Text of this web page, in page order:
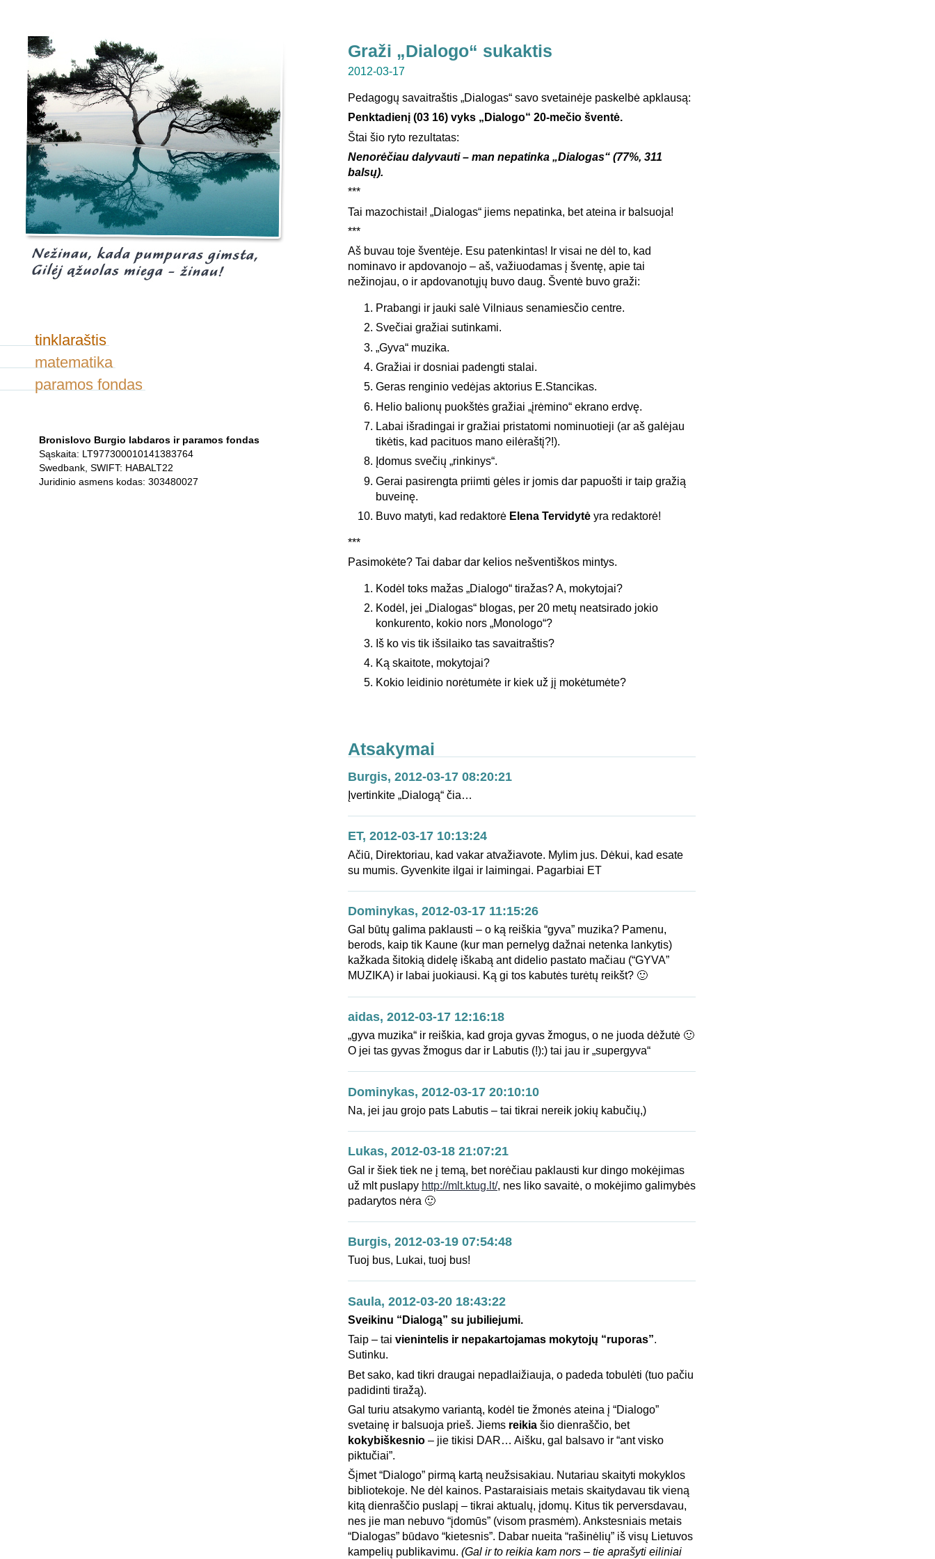
tinklaraštis
matematika
paramos fondas
Bronislovo Burgio labdaros ir paramos fondas
Sąskaita: LT977300010141383764
Swedbank, SWIFT: HABALT22
Juridinio asmens kodas: 303480027
Graži „Dialogo“ sukaktis
2012-03-17
Pedagogų savaitraštis „Dialogas“ savo svetainėje paskelbė apklausą:
Penktadienį (03 16) vyks „Dialogo“ 20-mečio šventė.
Štai šio ryto rezultatas:
Nenorėčiau dalyvauti – man nepatinka „Dialogas“ (77%, 311
balsų).
***
Tai mazochistai! „Dialogas“ jiems nepatinka, bet ateina ir balsuoja!
***
Aš buvau toje šventėje. Esu patenkintas! Ir visai ne dėl to, kad
nominavo ir apdovanojo – aš, važiuodamas į šventę, apie tai
nežinojau, o ir apdovanotųjų buvo daug. Šventė buvo graži:
Prabangi ir jauki salė Vilniaus senamiesčio centre.
Svečiai gražiai sutinkami.
„Gyva“ muzika.
Gražiai ir dosniai padengti stalai.
Geras renginio vedėjas aktorius E.Stancikas.
Helio balionų puokštės gražiai „įrėmino“ ekrano erdvę.
Labai išradingai ir gražiai pristatomi nominuotieji (ar aš galėjau
tikėtis, kad pacituos mano eilėraštį?!).
Įdomus svečių „rinkinys“.
Gerai pasirengta priimti gėles ir jomis dar papuošti ir taip gražią
buveinę.
Buvo matyti, kad redaktorė Elena Tervidytė yra redaktorė!
***
Pasimokėte? Tai dabar dar kelios nešventiškos mintys.
Kodėl toks mažas „Dialogo“ tiražas? A, mokytojai?
Kodėl, jei „Dialogas“ blogas, per 20 metų neatsirado jokio
konkurento, kokio nors „Monologo“?
Iš ko vis tik išsilaiko tas savaitraštis?
Ką skaitote, mokytojai?
Kokio leidinio norėtumėte ir kiek už jį mokėtumėte?
Atsakymai
Burgis, 2012-03-17 08:20:21
Įvertinkite „Dialogą“ čia…
ET, 2012-03-17 10:13:24
Ačiū, Direktoriau, kad vakar atvažiavote. Mylim jus. Dėkui, kad esate
su mumis. Gyvenkite ilgai ir laimingai. Pagarbiai ET
Dominykas, 2012-03-17 11:15:26
Gal būtų galima paklausti – o ką reiškia “gyva” muzika? Pamenu,
berods, kaip tik Kaune (kur man pernelyg dažnai netenka lankytis)
kažkada šitokią didelę iškabą ant didelio pastato mačiau (“GYVA”
MUZIKA) ir labai juokiausi. Ką gi tos kabutės turėtų reikšt? 🙂
aidas, 2012-03-17 12:16:18
„gyva muzika“ ir reiškia, kad groja gyvas žmogus, o ne juoda dėžutė 🙂
O jei tas gyvas žmogus dar ir Labutis (!):) tai jau ir „supergyva“
Dominykas, 2012-03-17 20:10:10
Na, jei jau grojo pats Labutis – tai tikrai nereik jokių kabučių,)
Lukas, 2012-03-18 21:07:21
Gal ir šiek tiek ne į temą, bet norėčiau paklausti kur dingo mokėjimas
už mlt puslapy http://mlt.ktug.lt/, nes liko savaitė, o mokėjimo galimybės
padarytos nėra 🙂
Burgis, 2012-03-19 07:54:48
Tuoj bus, Lukai, tuoj bus!
Saula, 2012-03-20 18:43:22
Sveikinu “Dialogą” su jubiliejumi.
Taip – tai vienintelis ir nepakartojamas mokytojų “ruporas”.
Sutinku.
Bet sako, kad tikri draugai nepadlaižiauja, o padeda tobulėti (tuo pačiu
padidinti tiražą).
Gal turiu atsakymo variantą, kodėl tie žmonės ateina į “Dialogo”
svetainę ir balsuoja prieš. Jiems reikia šio dienraščio, bet
kokybiškesnio – jie tikisi DAR… Aišku, gal balsavo ir “ant visko
piktučiai”.
Šįmet “Dialogo” pirmą kartą neužsisakiau. Nutariau skaityti mokyklos
bibliotekoje. Ne dėl kainos. Pastaraisiais metais skaitydavau tik vieną
kitą dienraščio puslapį – tikrai aktualų, įdomų. Kitus tik perversdavau,
nes jie man nebuvo “įdomūs” (visom prasmėm). Ankstesniais metais
“Dialogas” būdavo “kietesnis”. Dabar nueita “rašinėlių” iš visų Lietuvos
kampelių publikavimu. (Gal ir to reikia kam nors – tie aprašyti eiliniai